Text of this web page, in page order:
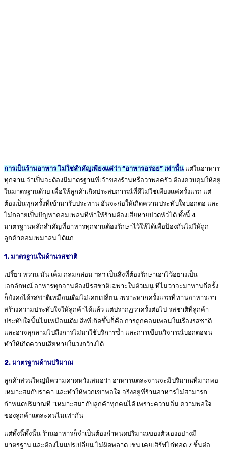
การเป็นร้านอาหาร ไม่ใช่สำคัญเพียงแค่ว่า “อาหารอร่อย” เท่านั้น แต่ในอาหาร
ทุกจาน จำเป็นจะต้องมีมาตรฐานที่เจ้าของร้านหรือว่าพ่อครัว ต้องควบคุมให้อยู่
ในมาตรฐานด้วย เพื่อให้ลูกค้าเกิดประสบการณ์ที่ดีไม่ใช่เพียงแค่ครั้งแรก แต่
ต้องเป็นทุกครั้งที่เข้ามารับประทาน อันจะก่อให้เกิดความประทับใจบอกต่อ และ
ไม่กลายเป็นปัญหาคอมเพลนที่ทำให้ร้านต้องเสียหายปวดหัวได้ ทั้งนี้ 4
มาตรฐานหลักสำคัญที่อาหารทุกจานต้องรักษาไว้ให้ได้เพื่อป้องกันไม่ให้ถูก
ลูกค้าคอมเพมาลน ได้แก่
1. มาตรฐานในด้านรสชาติ
เปรี้ยว หวาน มัน เค็ม กลมกล่อม ฯลฯ เป็นสิ่งที่ต้องรักษาเอาไว้อย่างเป็น
เอกลักษณ์ อาหารทุกจานต้องมีรสชาติเฉพาะในตัวเมนู ที่ไม่ว่าจะมาทานกี่ครั้ง
ก็ยังคงได้รสชาติเหมือนเดิมไม่เคยเปลี่ยน เพราะหากครั้งแรกที่ทานอาหารเรา
สร้างความประทับใจให้ลูกค้าได้แล้ว แต่ปรากฏว่าครั้งต่อไป รสชาติที่ลูกค้า
ประทับใจนั้นไม่เหมือนเดิม สิ่งที่เกิดขึ้นก็คือ การถูกคอมเพลนในเรื่องรสชาติ
และอาจลุกลามไปถึงการไม่มาใช้บริการซ้ำ และการเขียนวิจารณ์บอกต่อจน
ทำให้เกิดความเสียหายในวงกว้างได้
2. มาตรฐานด้านปริมาณ
ลูกค้าส่วนใหญ่มีความคาดหวังเสมอว่า อาหารแต่ละจานจะมีปริมาณที่มากพอ
เหมาะสมกับราคา และทำให้พวกเขาพอใจ จริงอยู่ที่ร้านอาหารไม่สามารถ
กำหนดปริมาณที่ “เหมาะสม” กับลูกค้าทุกคนได้ เพราะความอิ่ม ความพอใจ
ของลูกค้าแต่ละคนไม่เท่ากัน
แต่ทั้งนี้ทั้งนั้น ร้านอาหารก็จำเป็นต้องกำหนดปริมาณของตัวเองอย่างมี
มาตรฐาน และต้องไม่แปรเปลี่ยน ไม่ผิดพลาด เช่น เคยเสิร์ฟไก่ทอด 7 ชิ้นต่อ